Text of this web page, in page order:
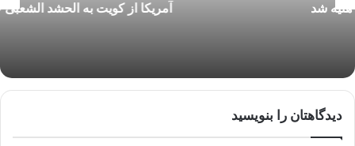
آمریکا از کویت به الحشد الشعبی عراق حمله کرد
دیدگاهتان را بنویسید